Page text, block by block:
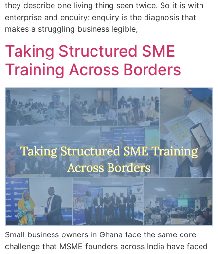
they describe one living thing seen twice. So it is with
enterprise and enquiry: enquiry is the diagnosis that
makes a struggling business legible,
Taking Structured SME
Training Across Borders
Small business owners in Ghana face the same core
challenge that MSME founders across India have faced